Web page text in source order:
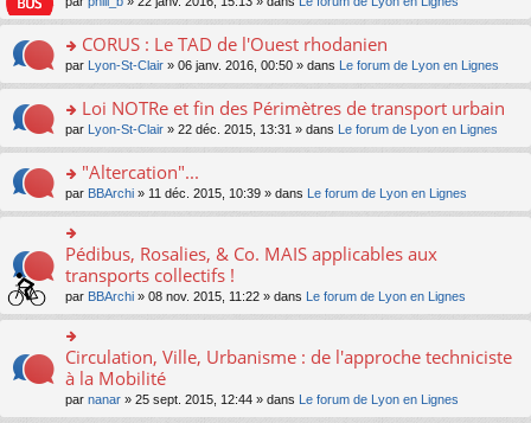
e
nt
le
pl
u
s
e
nt
lu
le
pl
u
ré
c
e
nt
a
g
e
n
n
le
pl
u
s
ré
c
e
nt
er
le
m
e
a
g
e
n
n
le
pl
u
s
c
nt
n
ult
er
le
m
e
a
g
e
n
o
n
lu
le
pl
u
s
ré
e
o
n
ult
er
le
m
e
s
g
e
n
o
n
lu
le
pl
u
CORUS : Le TAD de l'Ouest rhodanien
par Lyon-St-Clair » 06 janv. 2016, 00:50 » dans Le forum de Lyon en Lignes
o
n
ult
er
le
m
e
s
a
e
n
o
n
Loi NOTRe et fin des Périmètres de transport urbain
par Lyon-St-Clair » 22 déc. 2015, 13:31 » dans Le forum de Lyon en Lignes
o
n
s
ult
er
le
m
e
s
s
a
g
e
"Altercation"...
par BBArchi » 11 déc. 2015, 10:39 » dans Le forum de Lyon en Lignes
o
n
ult
er
le
m
e
s
Pédibus, Rosalies, & Co. MAIS applicables aux
transports collectifs !
par BBArchi » 08 nov. 2015, 11:22 » dans Le forum de Lyon en Lignes
o
n
ult
Circulation, Ville, Urbanisme : de l'approche techniciste
à la Mobilité
par nanar » 25 sept. 2015, 12:44 » dans Le forum de Lyon en Lignes